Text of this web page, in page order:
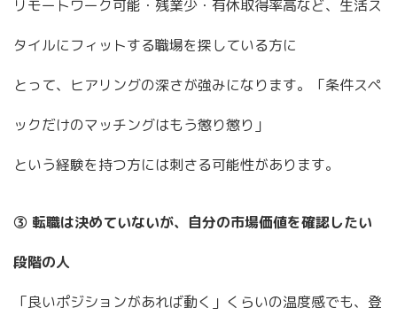
リモートワーク可能・残業少・有休取得率高など、生活ス
タイルにフィットする職場を探している方に
とって、ヒアリングの深さが強みになります。「条件スペ
ックだけのマッチングはもう懲り懲り」
という経験を持つ方には刺さる可能性があります。
③ 転職は決めていないが、自分の市場価値を確認したい
段階の人
「良いポジションがあれば動く」くらいの温度感でも、登